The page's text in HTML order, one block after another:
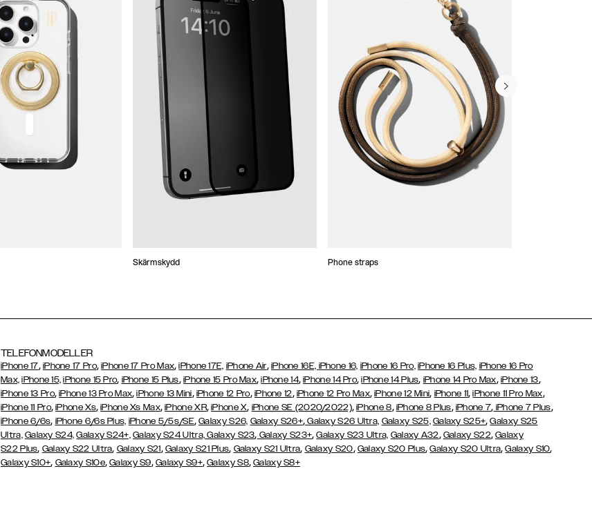
Skärmskydd Phone straps
TELEFONMODELLER
iPhone 17, iPhone 17 Pro,iPhone 17 Pro Max,iPhone 17E, iPhone Air, iPhone 16E, iPhone 16, iPhone 16 Pro, iPhone 16 Plus, iPhone 16 Pro
Max, iPhone 15, iPhone 15 Pro, iPhone 15 Plus, iPhone 15 Pro Max,iPhone 14,iPhone 14 Pro,iPhone 14 Plus, iPhone 14 Pro Max, iPhone 13,
iPhone 13 Pro,iPhone 13 Pro Max,iPhone 13 Mini, iPhone 12 Pro, iPhone 12, iPhone 12 Pro Max,iPhone 12 Mini, iPhone 11,iPhone 11 Pro Max,
iPhone 11 Pro,iPhone Xs,iPhone Xs Max,iPhone XR,iPhone X, iPhone SE (2020/2022),iPhone 8, iPhone 8 Plus, iPhone 7, iPhone 7 Plus,
iPhone 6/6s, iPhone 6/6s Plus, iPhone 5/5s/SE,Galaxy S26, Galaxy S26+,Galaxy S26 Ultra, Galaxy S25, Galaxy S25+,Galaxy S25
Ultra, Galaxy S24, Galaxy S24+, Galaxy S24 Ultra, Galaxy S23, Galaxy S23+,Galaxy S23 Ultra, Galaxy A32, Galaxy S22,Galaxy
S22 Plus, Galaxy S22 Ultra, Galaxy S21, Galaxy S21 Plus, Galaxy S21 Ultra, Galaxy S20, Galaxy S20 Plus,Galaxy S20 Ultra,Galaxy S10,
Galaxy S10+, Galaxy S10e,Galaxy S9, Galaxy S9+,Galaxy S8,Galaxy S8+